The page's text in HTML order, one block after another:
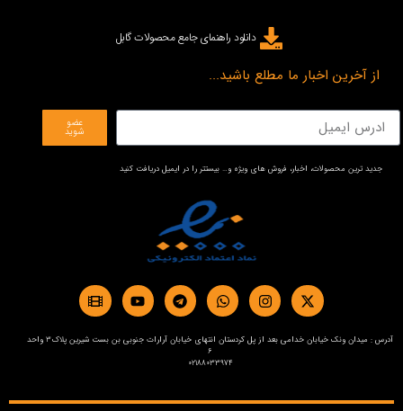
دانلود راهنمای جامع محصولات گابل
از آخرین اخبار ما مطلع باشید...
عضو
شوید
جدید ترین محصولات، اخبار، فروش های ویژه و… بیستتر را در ایمیل دریافت کنید
آدرس : میدان ونک خیابان خدامی بعد از پل کردستان انتهای خیابان آرارات جنوبی بن بست شیرین پلاک3 واحد
6
02188033974